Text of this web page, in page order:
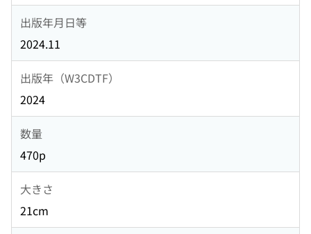
出版年月日等
2024.11
出版年（W3CDTF）
2024
数量
470p
大きさ
21cm